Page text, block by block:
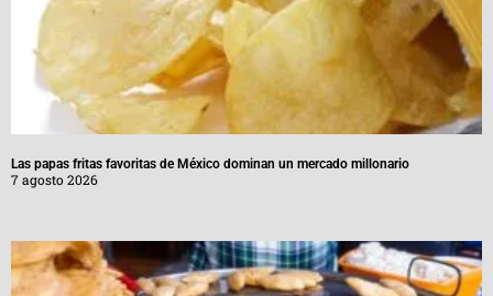
Las papas fritas favoritas de México dominan un mercado millonario
7 agosto 2026